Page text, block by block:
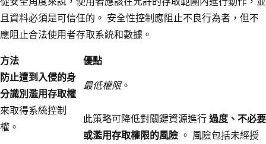
且資料必須是可信任的。 安全性控制應阻止不良行為者，但不
應阻止合法使用者存取系統和數據。
方法
優點
防止遭到入侵的身
分識別濫用存取權
來取得系統控制
權。
最低權限。
此策略可降低對關鍵資源進行過度、不必要
或濫用存取權限的風險 。 風險包括未經授